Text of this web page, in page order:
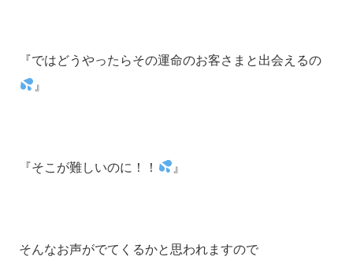
『ではどうやったらその運命のお客さまと出会えるの
』
『そこが難しいのに！！ 』
そんなお声がでてくるかと思われますので